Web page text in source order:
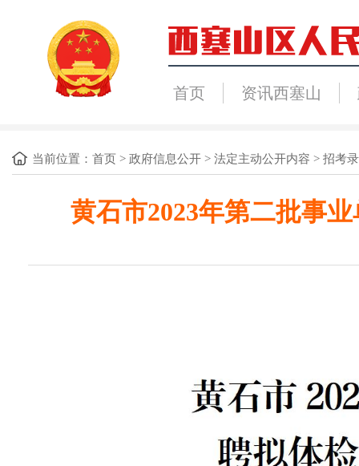
首页 资讯西塞山
当前位置： 首页 > 政府信息公开 > 法定主动公开内容 > 招考
黄石市2023年第二批事